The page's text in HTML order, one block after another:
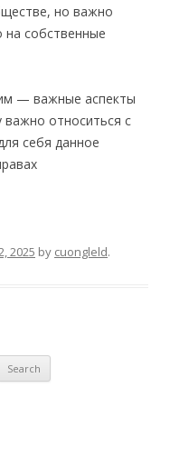
но важно
собственные
— важные аспекты
относиться с
себя данное
2025 by cuongleld.